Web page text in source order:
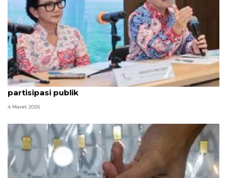
SMI hadirkan instrumen investasi inovatif, perluas
partisipasi publik
4 Maret 2026